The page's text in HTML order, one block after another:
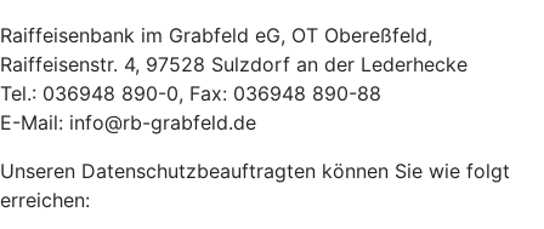
Raiffeisenbank im Grabfeld eG, OT Obereßfeld,
Raiffeisenstr. 4, 97528 Sulzdorf an der Lederhecke
Tel.: 036948 890-0, Fax: 036948 890-88
E-Mail: info@rb-grabfeld.de
Unseren Datenschutzbeauftragten können Sie wie folgt
erreichen: